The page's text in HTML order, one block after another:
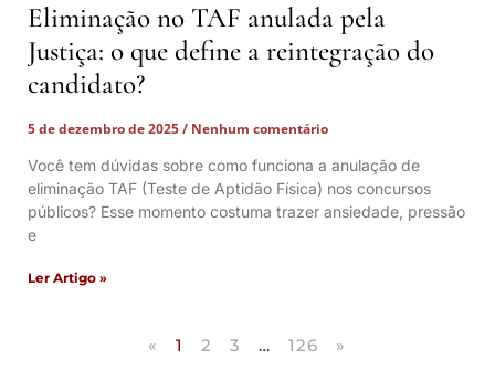
Eliminação no TAF anulada pela
Justiça: o que define a reintegração do
candidato?
5 de dezembro de 2025
Nenhum comentário
Você tem dúvidas sobre como funciona a anulação de
eliminação TAF (Teste de Aptidão Física) nos concursos
públicos? Esse momento costuma trazer ansiedade, pressão
e
Ler Artigo »
« 1 2 3 … 126 »